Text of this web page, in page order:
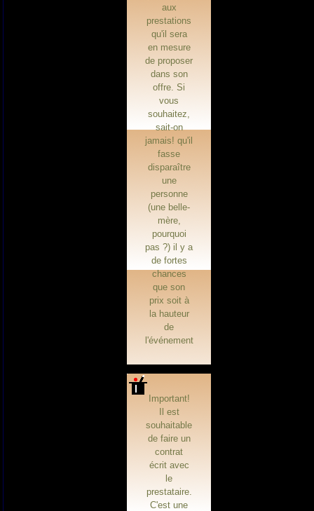
aux
prestations
qu'il sera
en mesure
de proposer
dans son
offre. Si
vous
souhaitez,
sait-on
jamais! qu'il
fasse
disparaître
une
personne
(une belle-
mère,
pourquoi
pas ?) il y a
de fortes
chances
que son
prix soit à
la hauteur
de
l'événement
Important!
Il est
souhaitable
de faire un
contrat
écrit avec
le
prestataire.
C'est une